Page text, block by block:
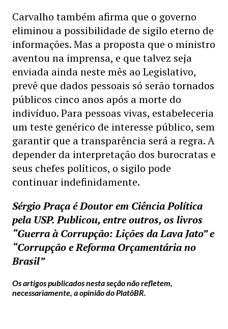
Carvalho também afirma que o governo
eliminou a possibilidade de sigilo eterno de
informações. Mas a proposta que o ministro
aventou na imprensa, e que talvez seja
enviada ainda neste mês ao Legislativo,
prevê que dados pessoais só serão tornados
públicos cinco anos após a morte do
indivíduo. Para pessoas vivas, estabeleceria
um teste genérico de interesse público, sem
garantir que a transparência será a regra. A
depender da interpretação dos burocratas e
seus chefes políticos, o sigilo pode
continuar indefinidamente.
Sérgio Praça é Doutor em Ciência Política
pela USP. Publicou, entre outros, os livros
“Guerra à Corrupção: Lições da Lava Jato” e
“Corrupção e Reforma Orçamentária no
Brasil”
Os artigos publicados nesta seção não refletem,
necessariamente, a opinião do PlatôBR.